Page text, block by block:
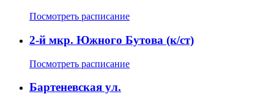
Посмотреть расписание
2-й мкр. Южного Бутова (к/ст)
Посмотреть расписание
Бартеневская ул.